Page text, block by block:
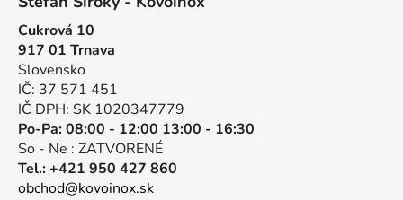
Cukrová 10
917 01 Trnava
Slovensko
IČ: 37 571 451
IČ DPH: SK 1020347779
Po-Pa: 08:00 - 12:00 13:00 - 16:30
So - Ne : ZATVORENÉ
Tel.: +421 950 427 860
obchod@kovoinox.sk